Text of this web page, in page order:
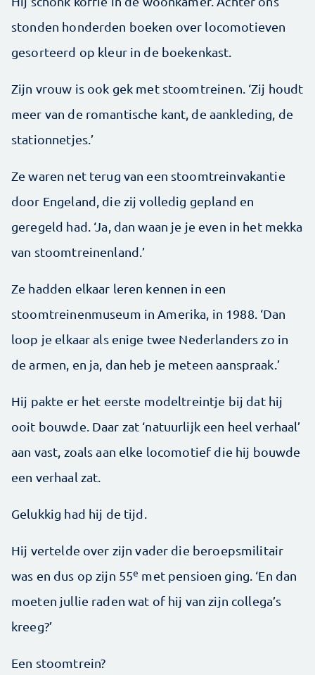
stonden honderden boeken over locomotieven
gesorteerd op kleur in de boekenkast.
Zijn vrouw is ook gek met stoomtreinen. ‘Zij houdt
meer van de romantische kant, de aankleding, de
stationnetjes.’
Ze waren net terug van een stoomtreinvakantie
door Engeland, die zij volledig gepland en
geregeld had. ‘Ja, dan waan je je even in het mekka
van stoomtreinenland.’
Ze hadden elkaar leren kennen in een
stoomtreinenmuseum in Amerika, in 1988. ‘Dan
loop je elkaar als enige twee Nederlanders zo in
de armen, en ja, dan heb je meteen aanspraak.’
Hij pakte er het eerste modeltreintje bij dat hij
ooit bouwde. Daar zat ‘natuurlijk een heel verhaal’
aan vast, zoals aan elke locomotief die hij bouwde
een verhaal zat.
Gelukkig had hij de tijd.
Hij vertelde over zijn vader die beroepsmilitair
was en dus op zijn 55e met pensioen ging. ‘En dan
moeten jullie raden wat of hij van zijn collega’s
kreeg?’
Een stoomtrein?